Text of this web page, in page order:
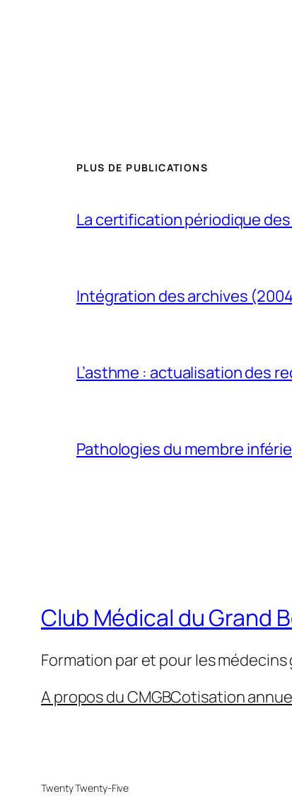
PLUS DE PUBLICATIONS
La certification périodique
Intégration des archives
L’asthme : actualisation des
Pathologies du membre
Club Médical du Grand
Formation par et pour les
A propos du CMGBCotisation
Twenty Twenty-Five